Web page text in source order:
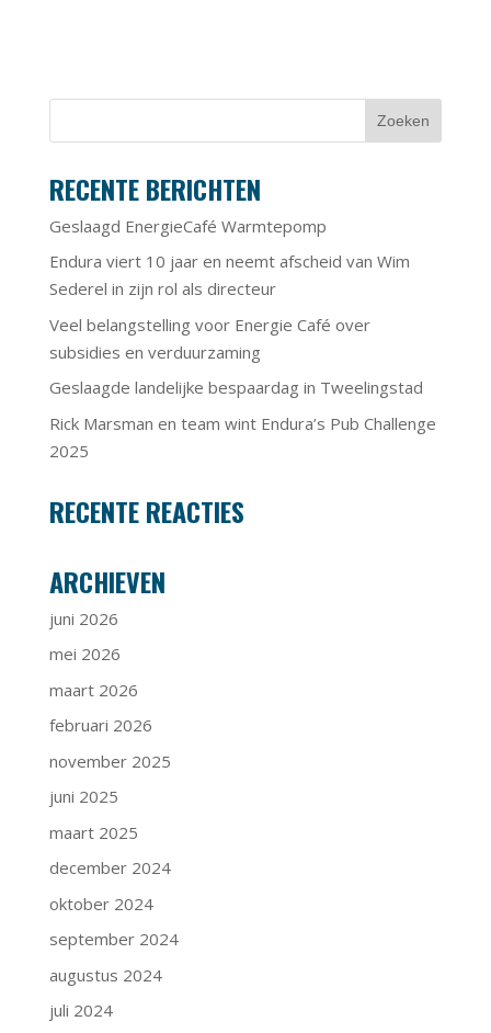
RECENTE BERICHTEN
Geslaagd EnergieCafé Warmtepomp
Endura viert 10 jaar en neemt afscheid van Wim
Sederel in zijn rol als directeur
Veel belangstelling voor Energie Café over
subsidies en verduurzaming
Geslaagde landelijke bespaardag in Tweelingstad
Rick Marsman en team wint Endura’s Pub Challenge
2025
RECENTE REACTIES
ARCHIEVEN
juni 2026
mei 2026
maart 2026
februari 2026
november 2025
juni 2025
maart 2025
december 2024
oktober 2024
september 2024
augustus 2024
juli 2024